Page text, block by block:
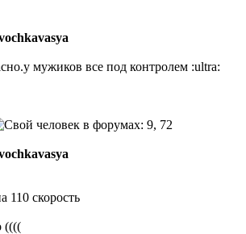
мужиков все под контролем :ultra:
110 скорость
((((